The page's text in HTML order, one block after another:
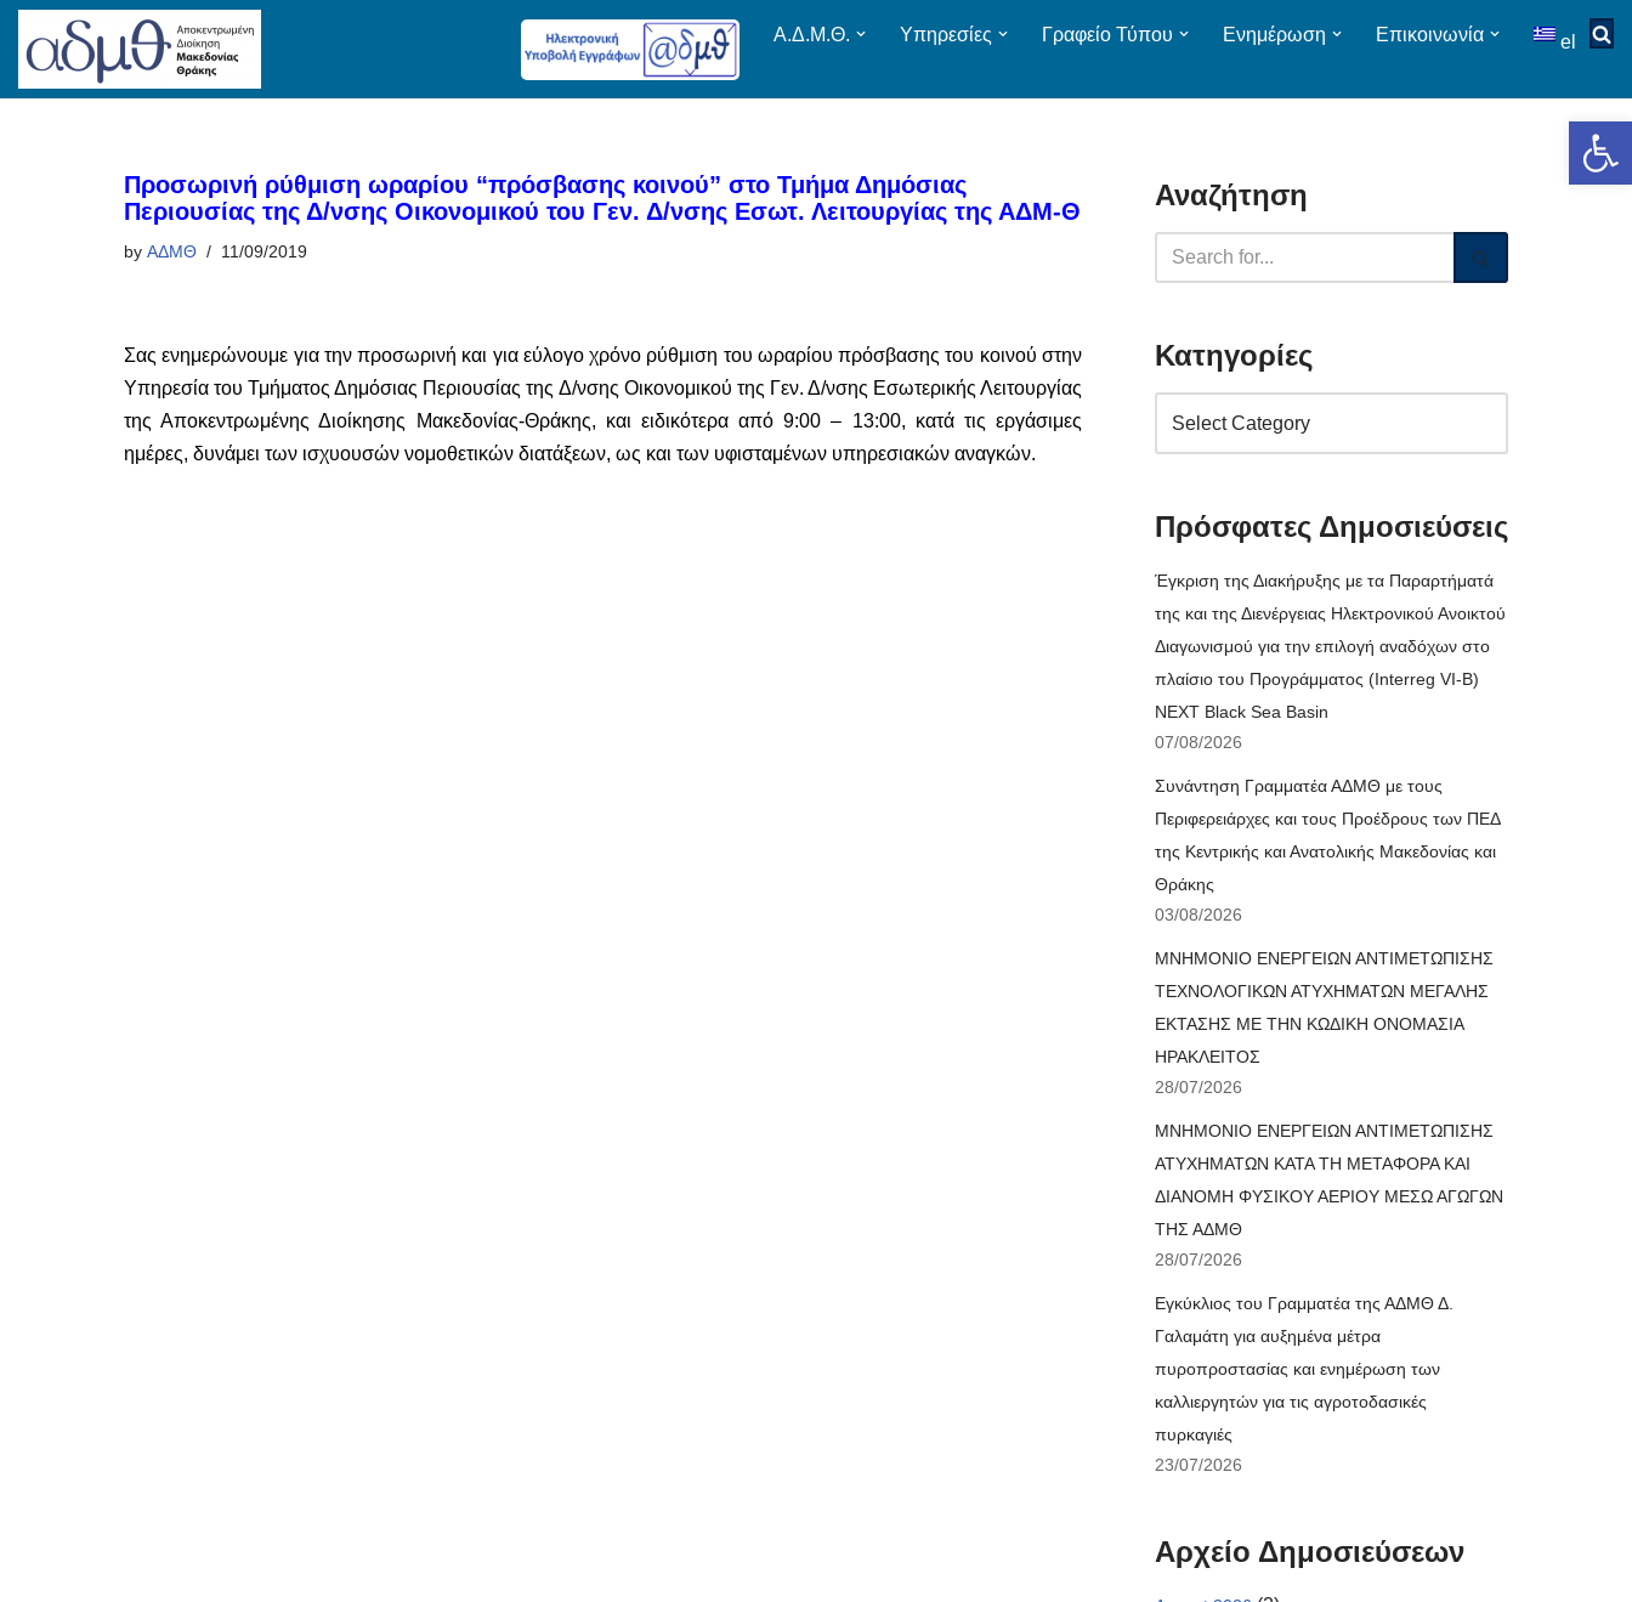
Skip
to
Α.Δ.Μ.Θ. Υπηρεσίες Γραφείο Τύπου Ενημέρωση Επικοινωνία el
Προσωρινή ρύθμιση ωραρίου “πρόσβασης κοινού” στο Τμήμα Δημόσιας
Περιουσίας της Δ/νσης Οικονομικού του Γεν. Δ/νσης Εσωτ. Λειτουργίας της ΑΔΜ-Θ
by ΑΔΜΘ 11/09/2019
Σας ενημερώνουμε για την προσωρινή και για εύλογο χρόνο ρύθμιση του ωραρίου πρόσβασης του κοινού στην
Υπηρεσία του Τμήματος Δημόσιας Περιουσίας της Δ/νσης Οικονομικού της Γεν. Δ/νσης Εσωτερικής Λειτουργίας
της Αποκεντρωμένης Διοίκησης Μακεδονίας-Θράκης, και ειδικότερα από 9:00 – 13:00, κατά τις εργάσιμες
ημέρες, δυνάμει των ισχυουσών νομοθετικών διατάξεων, ως και των υφισταμένων υπηρεσιακών αναγκών.
Αναζήτηση
Κατηγορίες
Πρόσφατες Δημοσιεύσεις
Έγκριση της Διακήρυξης με τα Παραρτήματά
της και της Διενέργειας Ηλεκτρονικού Ανοικτού
Διαγωνισμού για την επιλογή αναδόχων στο
πλαίσιο του Προγράμματος (Interreg VI-B)
NEXT Black Sea Basin
07/08/2026
Συνάντηση Γραμματέα ΑΔΜΘ με τους
Περιφερειάρχες και τους Προέδρους των ΠΕΔ
της Κεντρικής και Ανατολικής Μακεδονίας και
Θράκης
03/08/2026
ΜΝΗΜΟΝΙΟ ΕΝΕΡΓΕΙΩΝ ΑΝΤΙΜΕΤΩΠΙΣΗΣ
ΤΕΧΝΟΛΟΓΙΚΩΝ ΑΤΥΧΗΜΑΤΩΝ ΜΕΓΑΛΗΣ
ΕΚΤΑΣΗΣ ΜΕ ΤΗΝ ΚΩΔΙΚΗ ΟΝΟΜΑΣΙΑ
ΗΡΑΚΛΕΙΤΟΣ
28/07/2026
ΜΝΗΜΟΝΙΟ ΕΝΕΡΓΕΙΩΝ ΑΝΤΙΜΕΤΩΠΙΣΗΣ
ΑΤΥΧΗΜΑΤΩΝ ΚΑΤΑ ΤΗ ΜΕΤΑΦΟΡΑ ΚΑΙ
ΔΙΑΝΟΜΗ ΦΥΣΙΚΟΥ ΑΕΡΙΟΥ ΜΕΣΩ ΑΓΩΓΩΝ
ΤΗΣ ΑΔΜΘ
28/07/2026
Εγκύκλιος του Γραμματέα της ΑΔΜΘ Δ.
Γαλαμάτη για αυξημένα μέτρα
πυροπροστασίας και ενημέρωση των
καλλιεργητών για τις αγροτοδασικές
πυρκαγιές
23/07/2026
Αρχείο Δημοσιεύσεων